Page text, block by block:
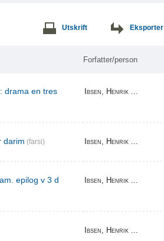
Utskrift Eksporter
Forfatter/person
drama en tres
Ibsen, Henrik ...
darim (farsi) Ibsen, Henrik ...
epilog v 3 d Ibsen, Henrik ...
Ibsen, Henrik ...